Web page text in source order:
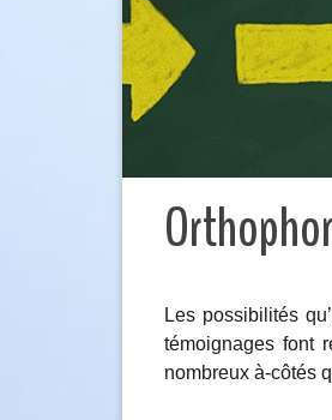
Les possibilités
témoignages font
nombreux à-côtés